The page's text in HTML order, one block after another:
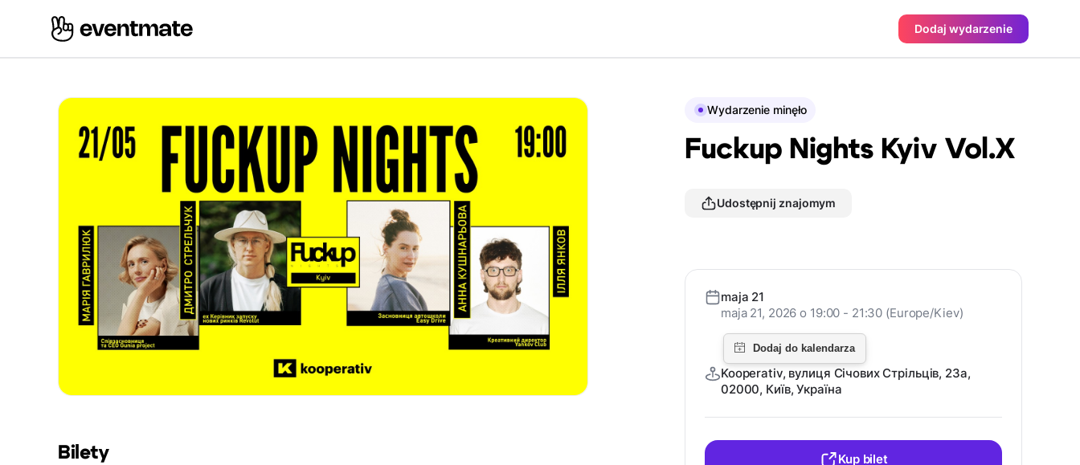
Dodaj wydarzenie
Bilety
Wydarzenie minęło
Fuckup Nights Kyiv Vol.X
Udostępnij znajomym
maja 21
maja 21, 2026 o 19:00 - 21:30 (Europe/Kiev)
Kooperativ, вулиця Січових Стрільців, 23а,
02000, Київ, Україна
Kup bilet